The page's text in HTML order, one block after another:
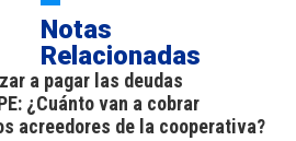
Notas
Relacionadas
a pagar las deudas
¿Cuánto van a cobrar
acreedores de la cooperativa?